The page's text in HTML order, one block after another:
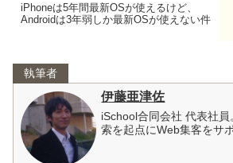
iPhoneは5年間最新OSが使えるけど、
Androidは3年弱しか最新OSが使えない件
執筆者
伊藤亜津佐
iSchool合同会社 代表社
索を起点にWeb集客をサ